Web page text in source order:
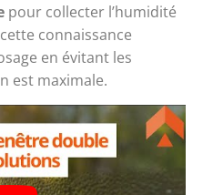
pour collecter l’humidité
connaissance
en évitant les
est maximale.